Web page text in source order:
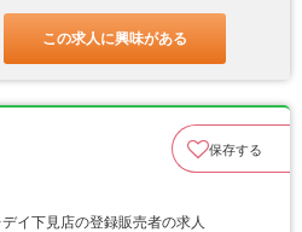
この求人に興味がある
保存する
イ下見店の登録販売者の求人